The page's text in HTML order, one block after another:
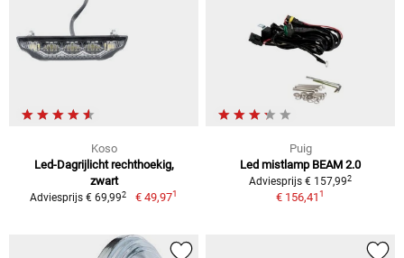
Koso
Led-Dagrijlicht rechthoekig,
zwart
Adviesprijs € 69,992 € 49,971
Puig
Led mistlamp BEAM 2.0
Adviesprijs € 157,992
€ 156,411